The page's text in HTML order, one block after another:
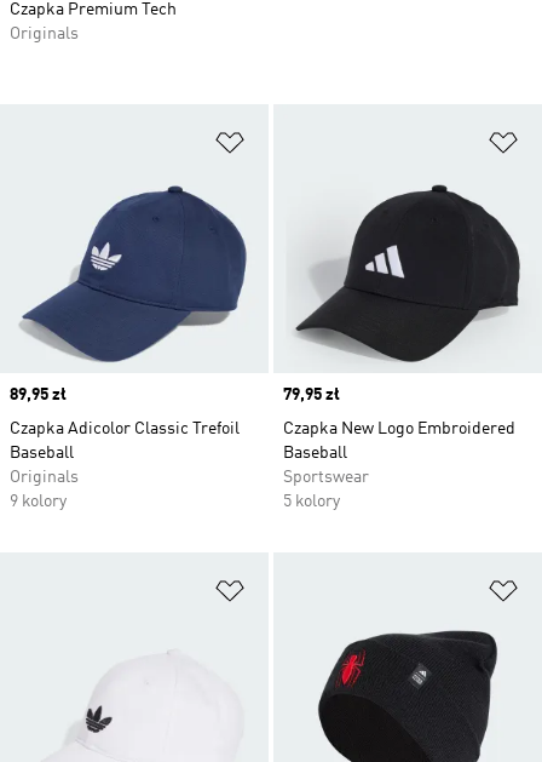
Price
89,95 zł
Czapka Adicolor Classic Trefoil
Baseball
Originals
9 kolory
Price
79,95 zł
Czapka New Logo Embroidered
Baseball
Sportswear
5 kolory
Czapka Premium Tech
Originals